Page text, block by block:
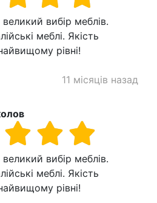
вибір меблів.
меблі. Якість
рівні!
11 місяців назад
вибір меблів.
меблі. Якість
рівні!